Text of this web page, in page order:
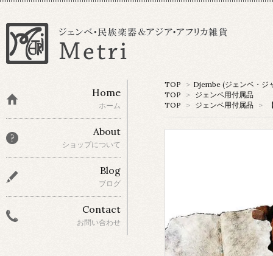
TOP > Djembe (ジェンベ・ジ
TOP
> ジェンベ用付属品
TOP
> ジェンベ用付属品 >
Home
ホーム
About
ショップについて
Blog
ブログ
Contact
お問い合わせ